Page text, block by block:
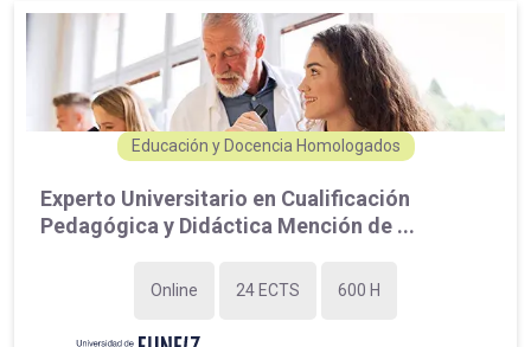
Educación y Docencia Homologados
Experto Universitario en Cualificación
Pedagógica y Didáctica Mención de ...
Online 24 ECTS 600 H